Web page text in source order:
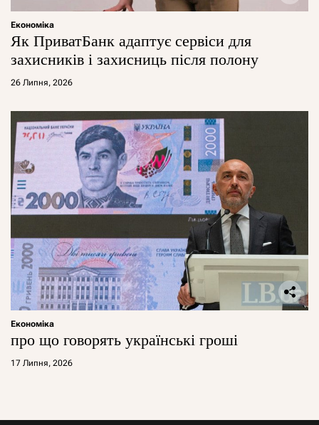
Економіка
Як ПриватБанк адаптує сервіси для
захисників і захисниць після полону
26 Липня, 2026
Економіка
про що говорять українські гроші
17 Липня, 2026